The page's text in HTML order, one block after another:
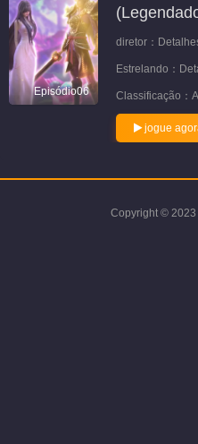
Episódio06
diretor：
Estrelando：
Classificação：
jogue
Copyright ©